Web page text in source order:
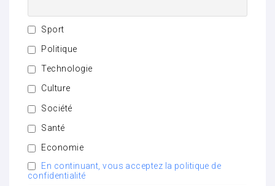
Sport
Politique
Technologie
Culture
Société
Santé
Economie
En continuant, vous acceptez la politique de
confidentialité